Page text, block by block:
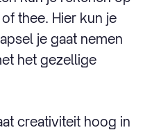
thee. Hier kun je
je gaat nemen
het gezellige
creativiteit hoog in